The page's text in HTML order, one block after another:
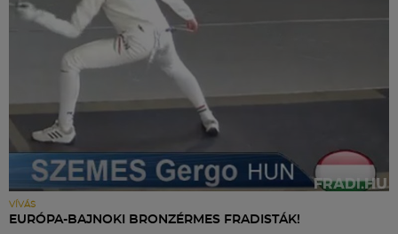
VÍVÁS
EURÓPA-BAJNOKI BRONZÉRMES FRADISTÁK!